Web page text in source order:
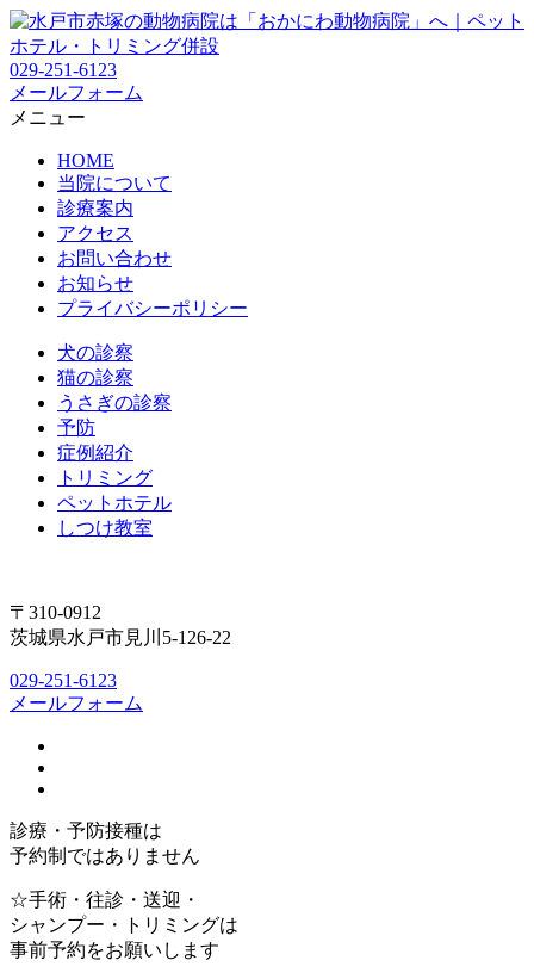
029-251-6123
メールフォーム
メニュー
HOME
当院について
診療案内
アクセス
お問い合わせ
お知らせ
プライバシーポリシー
犬の診察
猫の診察
うさぎの診察
予防
症例紹介
トリミング
ペットホテル
しつけ教室
〒310-0912
茨城県水戸市見川5-126-22
029-251-6123
メールフォーム
診療・予防接種は
予約制ではありません
☆手術・往診・送迎・
シャンプー・トリミングは
事前予約をお願いします